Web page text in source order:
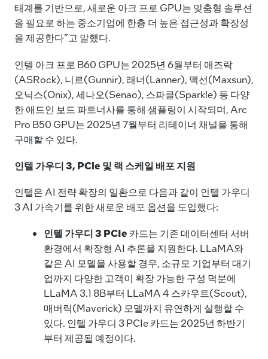
태계를 기반으로, 새로운 아크 프로 GPU는 맞춤형 솔루션
을 필요로 하는 중소기업에 한층 더 높은 접근성과 확장성
을 제공한다”고 말했다.
인텔 아크 프로 B60 GPU는 2025년 6월부터 애즈락
(ASRock), 니르(Gunnir), 래너(Lanner), 맥선(Maxsun),
오닉스(Onix), 세나오(Senao), 스파클(Sparkle) 등 다양
한 애드인 보드 파트너사를 통해 샘플링이 시작되며, Arc
Pro B50 GPU는 2025년 7월부터 리테이너 채널을 통해
구매할 수 있다.
인텔 가우디3, PCle 및 랙 스케일 배포 지원
인텔은 AI 전략 확장의 일환으로 다음과 같이 인텔 가우디
3 AI 가속기를 위한 새로운 배포 옵션을 도입했다:
인텔 가우디3 PCIe 카드는 기존 데이터센터 서버
환경에서 확장형 AI 추론을 지원한다. LLaMA와
같은 AI 모델을 사용할 경우, 소규모 기업부터 대기
업까지 다양한 고객이 확장 가능한 구성 덕분에
LLaMA 3.1 8B부터 LLaMA 4 스카우트(Scout),
매버릭(Maverick) 모델까지 유연하게 실행할 수
있다. 인텔 가우디 3 PCIe 카드는 2025년 하반기
부터 제공될 예정이다.